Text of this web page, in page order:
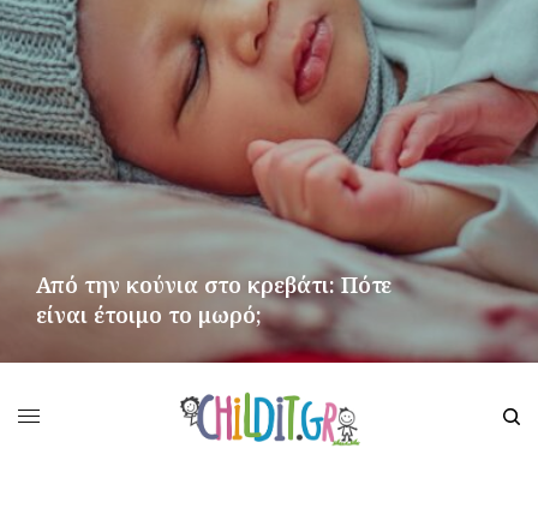
Από την κούνια στο κρεβάτι: Πότε
είναι έτοιμο το μωρό;